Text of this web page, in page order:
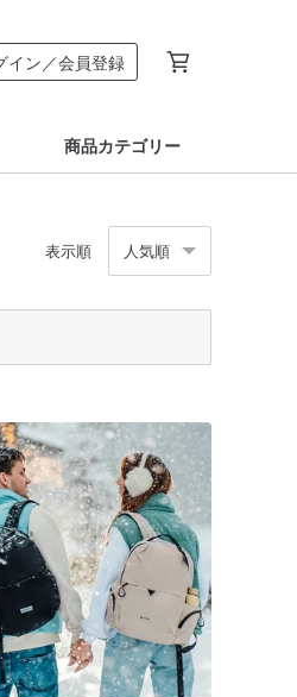
イン／会員登録
商品カテゴリー
表示順 人気順